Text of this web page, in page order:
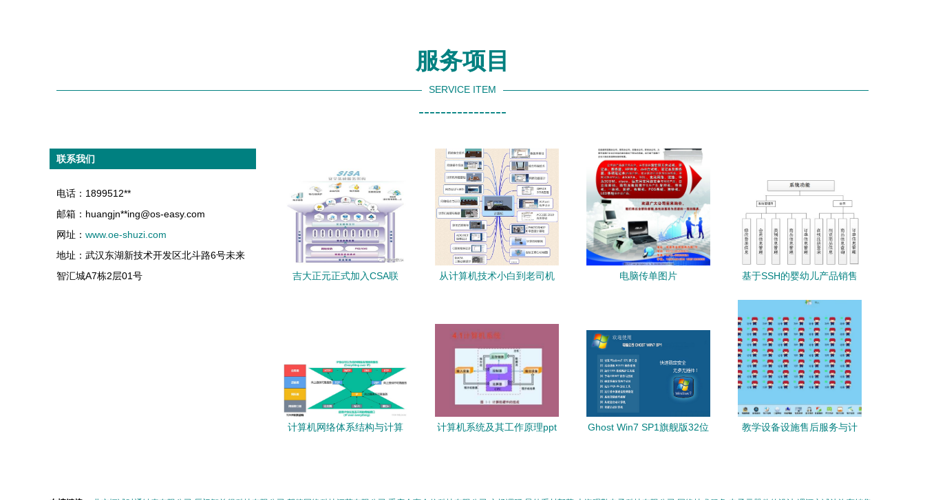
服务项目
SERVICE ITEM
----------------
联系我们
电话：1899512**
邮箱：huangjn**ing@os-easy.com
网址： www.oe-shuzi.com
地址：武汉东湖新技术开发区北斗路6号未来
智汇城A7栋2层01号
吉大正元正式加入CSA联
从计算机技术小白到老司机
电脑传单图片
基于SSH的婴幼儿产品销售
系统服务研究
计算机网络体系结构与计算
计算机系统及其工作原理ppt
Ghost Win7 SP1旗舰版32位
教学设备设施售后服务与计